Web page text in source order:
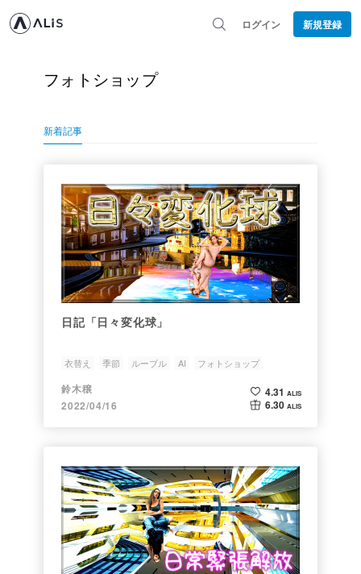
ログイン 新規登録
フォトショップ
新着記事
日記「日々変化球」
衣替え 季節 ルーブル AI フォトショップ
鈴木穣
2022/04/16
4.31 ALIS
6.30 ALIS